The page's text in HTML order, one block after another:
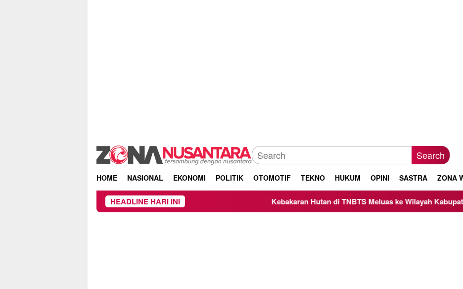
Search
HOME NASIONAL EKONOMI POLITIK OTOMOTIF TEKNO HUKUM OPINI SASTRA ZONA
HEADLINE HARI INI Kebakaran Hutan di TNBTS Meluas ke Wilayah Kabupaten